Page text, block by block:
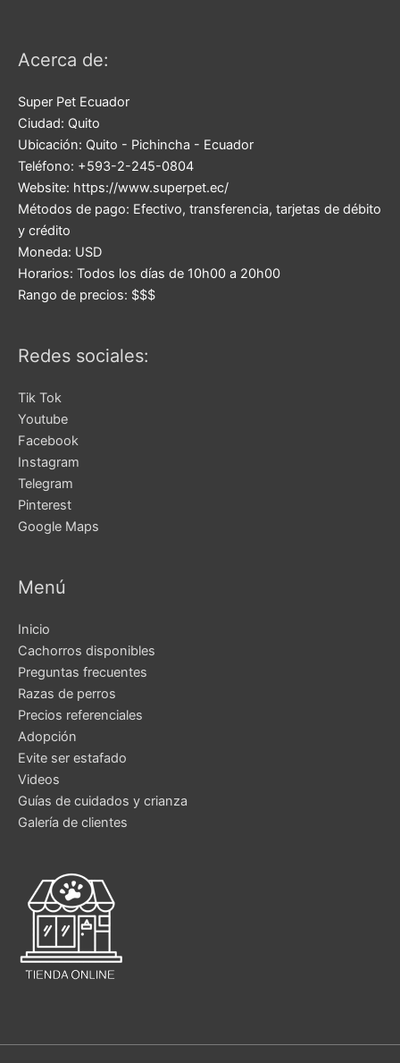
Acerca de:
Super Pet Ecuador
Ciudad: Quito
Ubicación: Quito - Pichincha - Ecuador
Teléfono: +593-2-245-0804
Website: https://www.superpet.ec/
Métodos de pago: Efectivo, transferencia, tarjetas de débito
y crédito
Moneda: USD
Horarios: Todos los días de 10h00 a 20h00
Rango de precios: $$$
Redes sociales:
Tik Tok
Youtube
Facebook
Instagram
Telegram
Pinterest
Google Maps
Menú
Inicio
Cachorros disponibles
Preguntas frecuentes
Razas de perros
Precios referenciales
Adopción
Evite ser estafado
Videos
Guías de cuidados y crianza
Galería de clientes